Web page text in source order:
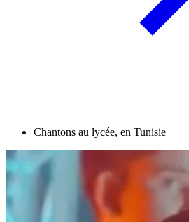
Chantons au lycée, en Tunisie